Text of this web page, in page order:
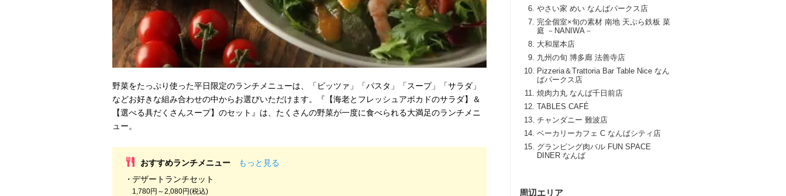
やさい家 めい なんばパークス店
完全個室×旬の素材 南地 天ぷら鉄板 菜
庭 －NANIWA－
大和屋本店
九州の旬 博多廊 法善寺店
Pizzeria＆Trattoria Bar Table Nice なん
ばパークス店
焼肉力丸 なんば千日前店
TABLES CAFÉ
チャンダニー 難波店
ベーカリーカフェ C なんばシティ店
グランピング肉バル FUN SPACE
DINER なんば
野菜をたっぷり使った平日限定のランチメニューは、「ピッツァ」「パスタ」「スープ」「サラダ」
などお好きな組み合わせの中からお選びいただけます。『【海老とフレッシュアボカドのサラダ】＆
【選べる具だくさんスープ】のセット』は、たくさんの野菜が一度に食べられる大満足のランチメニ
ュー。
おすすめランチメニュー
もっと見る
デザートランチセット
1,780円～2,080円(税込) 周辺エリア